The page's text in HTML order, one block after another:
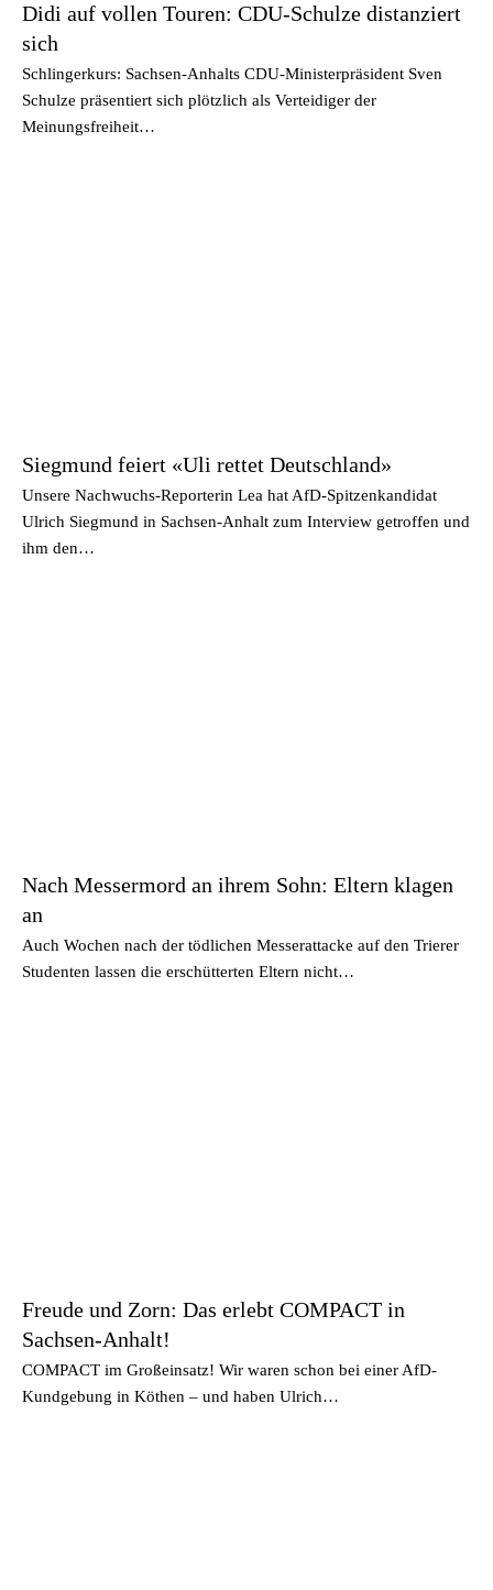
Didi auf vollen Touren: CDU-Schulze distanziert
sich
Schlingerkurs: Sachsen-Anhalts CDU-Ministerpräsident Sven
Schulze präsentiert sich plötzlich als Verteidiger der
Meinungsfreiheit…
Siegmund feiert «Uli rettet Deutschland»
Unsere Nachwuchs-Reporterin Lea hat AfD-Spitzenkandidat
Ulrich Siegmund in Sachsen-Anhalt zum Interview getroffen und
ihm den…
Nach Messermord an ihrem Sohn: Eltern klagen
an
Auch Wochen nach der tödlichen Messerattacke auf den Trierer
Studenten lassen die erschütterten Eltern nicht…
Freude und Zorn: Das erlebt COMPACT in
Sachsen-Anhalt!
COMPACT im Großeinsatz! Wir waren schon bei einer AfD-
Kundgebung in Köthen – und haben Ulrich…